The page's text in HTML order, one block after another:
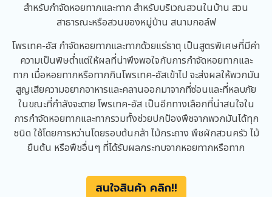
สำหรับกำจัดหอยทากและทาก สำหรับบริเวณสวนในบ้าน สวน
สาธารณะหรือสวนของหมู่บ้าน สนามกอล์ฟ
โพรเทค-อัส กำจัดหอยทากและทากด้วยแร่ธาตุ เป็นสูตรพิเศษที่มีค่า
ความเป็นพิษต่ำแต่ให้ผลที่น่าพึงพอใจกับการกำจัดหอยทากและ
ทาก เมื่อหอยทากหรือทากกินโพรเทค-อัสเข้าไป จะส่งผลให้พวกมัน
สูญเสียความอยากอาหารและคลานออกมาจากที่ซ่อนและที่หลบภัย
ในขณะที่กำลังจะตาย โพรเทค-อัส เป็นอีกทางเลือกที่น่าสนใจใน
การกำจัดหอยทากและทากรวมทั้งช่วยปกป้องพืชจากพวกมันได้ทุก
ชนิด ใช้โดยการหว่านโดยรอบต้นกล้า ไม้กระถาง พืชผักสวนครัว ไม้
ยืนต้น หรือพืชอื่นๆ ที่ได้รับผลกระทบจากหอยทากหรือทาก
สนใจสินค้า คลิก!!